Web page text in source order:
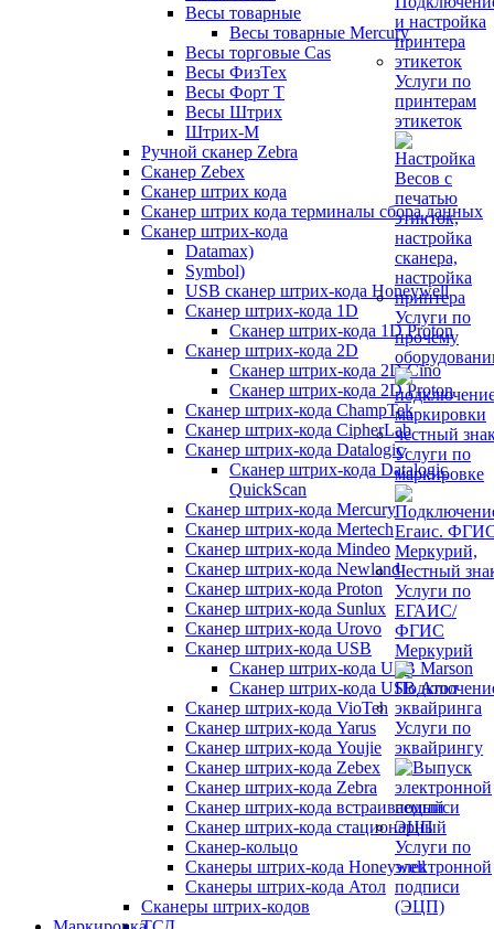
Весы товарные
Весы товарные Mercury
Весы торговые Cas
Весы ФизТех
Весы Форт Т
Весы Штрих
Штрих-М
Ручной сканер Zebra
Сканер Zebex
Сканер штрих кода
Сканер штрих кода терминалы сбора данных
Сканер штрих-кода
Datamax)
Symbol)
USB сканер штрих-кода Honeywell
Сканер штрих-кода 1D
Сканер штрих-кода 1D Proton
Сканер штрих-кода 2D
Сканер штрих-кода 2D Cino
Сканер штрих-кода 2D Proton
Сканер штрих-кода ChampTek
Сканер штрих-кода CipherLab
Сканер штрих-кода Datalogic
Сканер штрих-кода Datalogic
QuickScan
Сканер штрих-кода Mercury
Сканер штрих-кода Mertech
Сканер штрих-кода Mindeo
Сканер штрих-кода Newland
Сканер штрих-кода Proton
Сканер штрих-кода Sunlux
Сканер штрих-кода Urovo
Сканер штрих-кода USB
Сканер штрих-кода USB Marson
Сканер штрих-кода USB Атол
Сканер штрих-кода VioTeh
Сканер штрих-кода Yarus
Сканер штрих-кода Youjie
Сканер штрих-кода Zebex
Сканер штрих-кода Zebra
Сканер штрих-кода встраиваемый
Сканер штрих-кода стационарный
Сканер-кольцо
Сканеры штрих-кода Honeywell
Сканеры штрих-кода Атол
Сканеры штрих-кодов
Услуги по
принтерам
этикеток
Услуги по
прочему
Услуги по
маркировке
Услуги по
ЕГАИС/
ФГИС
Меркурий
Услуги по
эквайрингу
Услуги по
электронной
подписи
(ЭЦП)